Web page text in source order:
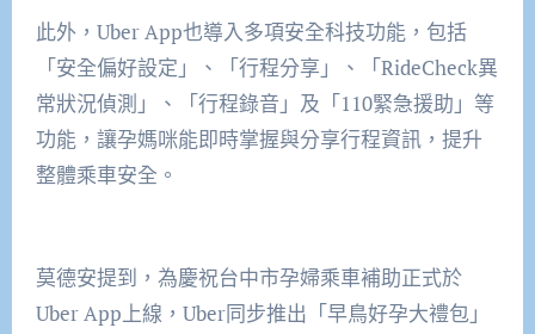
此外，Uber App也導入多項安全科技功能，包括
「安全偏好設定」、「行程分享」、「RideCheck異
常狀況偵測」、「行程錄音」及「110緊急援助」等
功能，讓孕媽咪能即時掌握與分享行程資訊，提升
整體乘車安全。
莫德安提到，為慶祝台中市孕婦乘車補助正式於
Uber App上線，Uber同步推出「早鳥好孕大禮包」